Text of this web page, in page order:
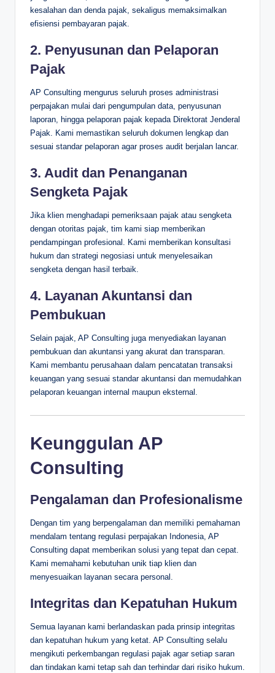
kesalahan dan denda pajak, sekaligus memaksimalkan
efisiensi pembayaran pajak.
2. Penyusunan dan Pelaporan
Pajak
AP Consulting mengurus seluruh proses administrasi
perpajakan mulai dari pengumpulan data, penyusunan
laporan, hingga pelaporan pajak kepada Direktorat Jenderal
Pajak. Kami memastikan seluruh dokumen lengkap dan
sesuai standar pelaporan agar proses audit berjalan lancar.
3. Audit dan Penanganan
Sengketa Pajak
Jika klien menghadapi pemeriksaan pajak atau sengketa
dengan otoritas pajak, tim kami siap memberikan
pendampingan profesional. Kami memberikan konsultasi
hukum dan strategi negosiasi untuk menyelesaikan
sengketa dengan hasil terbaik.
4. Layanan Akuntansi dan
Pembukuan
Selain pajak, AP Consulting juga menyediakan layanan
pembukuan dan akuntansi yang akurat dan transparan.
Kami membantu perusahaan dalam pencatatan transaksi
keuangan yang sesuai standar akuntansi dan memudahkan
pelaporan keuangan internal maupun eksternal.
Keunggulan AP
Consulting
Pengalaman dan Profesionalisme
Dengan tim yang berpengalaman dan memiliki pemahaman
mendalam tentang regulasi perpajakan Indonesia, AP
Consulting dapat memberikan solusi yang tepat dan cepat.
Kami memahami kebutuhan unik tiap klien dan
menyesuaikan layanan secara personal.
Integritas dan Kepatuhan Hukum
Semua layanan kami berlandaskan pada prinsip integritas
dan kepatuhan hukum yang ketat. AP Consulting selalu
mengikuti perkembangan regulasi pajak agar setiap saran
dan tindakan kami tetap sah dan terhindar dari risiko hukum.